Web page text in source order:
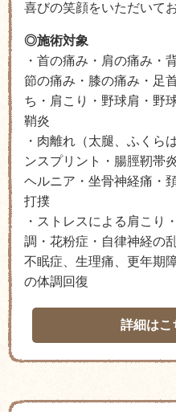
喜びの笑顔をいただいて
◎施術対象
・首の痛み・肩の痛み・
節の痛み・膝の痛み・足
ち ・肩こり・野球肩・野
鞘炎
・肉離れ（太腿、ふくら
ンスプリント・腸脛靭帯
ヘルニア・坐骨神経痛・
打撲
・ストレスによる肩こり
調・花粉症・自律神経の
不眠症、生理痛、更年期
の体調回復
詳細はこ